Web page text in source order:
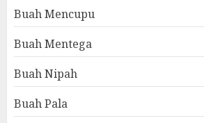
Buah Mencupu
Buah Mentega
Buah Nipah
Buah Pala